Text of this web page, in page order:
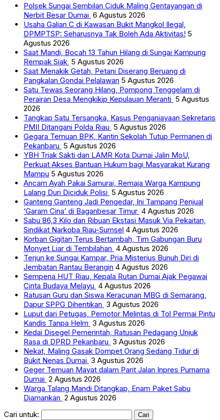
Polsek Sungai Sembilan Ciduk Maling Gentayangan di
Nerbit Besar Dumai 6 Agustus 2026
Usaha Galian C di Kawasan Bukit Mangkol Ilegal,
DPMPTSP: Seharusnya Tak Boleh Ada Aktivitas! 5
Agustus 2026
Saat Mandi, Bocah 13 Tahun Hilang di Sungai Kampung
Rempak Siak 5 Agustus 2026
Saat Menakik Getah, Petani Diserang Beruang di
Pangkalan Gondai Pelalawan 5 Agustus 2026
Satu Tewas Seorang Hilang, Pompong Tenggelam di
Perairan Desa Mengkikip Kepulauan Meranti 5 Agustus
2026
Tangkap Satu Tersangka, Kasus Penganiayaan Sekretaris
PMII Ditangani Polda Riau 5 Agustus 2026
Gegara Temuan BPK, Kantin Sekolah Tutup Permanen di
Pekanbaru 5 Agustus 2026
YBH Triak Sakti dan LAMR Kota Dumai Jalin MoU,
Perkuat Akses Bantuan Hukum bagi Masyarakat Kurang
Mampu 5 Agustus 2026
Ancam Ayah Pakai Samurai, Remaja Warga Kampung
Lalang Duri Diciduk Polisi 5 Agustus 2026
Ganteng Ganteng Jadi Pengedar, Ini Tampang Penjual
‘Garam Cina’ di Baganbesar Timur 4 Agustus 2026
Sabu 86,3 Kilo dan Ribuan Ekstasi Masuk Via Pekaitan,
Sindikat Narkoba Riau-Sumsel 4 Agustus 2026
Korban Gigitan Terus Bertambah, Tim Gabungan Buru
Monyet Liar di Tembilahan 4 Agustus 2026
Terjun ke Sungai Kampar, Pria Misterius Bunuh Diri di
Jembatan Rantau Berangin 4 Agustus 2026
Sempena HUT Riau, Kepala Rutan Dumai Ajak Pegawai
Cinta Budaya Melayu 4 Agustus 2026
Ratusan Guru dan Siswa Keracunan MBG di Semarang,
Dapur SPPG Dihentikan 3 Agustus 2026
Luput dari Petugas, Pemotor Melintas di Tol Permai Pintu
Kandis Tanpa Helm 3 Agustus 2026
Kedai Disegel Pemerintah, Ratusan Pedagang Unjuk
Rasa di DPRD Pekanbaru 3 Agustus 2026
Nekat, Maling Gasak Dompet Orang Sedang Tidur di
Bukit Nenas Dumai 3 Agustus 2026
Geger Temuan Mayat dalam Parit Jalan Inpres Purnama
Dumai 2 Agustus 2026
Warga Talang Mandi Ditangkap, Enam Paket Sabu
Diamankan 2 Agustus 2026
Cari untuk: